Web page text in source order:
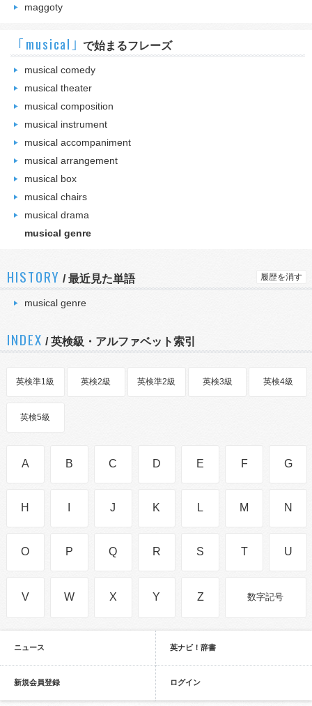
maggoty
｢musical｣ で始まるフレーズ
musical comedy
musical theater
musical composition
musical instrument
musical accompaniment
musical arrangement
musical box
musical chairs
musical drama
musical genre
HISTORY /最近見た単語 履歴を消す
musical genre
INDEX / 英検級・アルファベット索引
英検準1級 英検2級 英検準2級 英検3級 英検4級
英検5級
A B C D E F G
H J K L M N
O P Q R S T U
V W X Y Z 数字記号
ニュース 英ナビ！辞書
新規会員登録 ログイン